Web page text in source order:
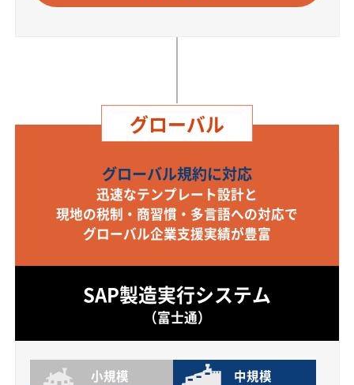
グローバル
グローバル規約に対応
迅速なテンプレート設計と
現地の税制・商習慣・多言語への対応で
グローバル企業支援実績が豊富
SAP製造実行システム
（富士通）
小規模
中規模